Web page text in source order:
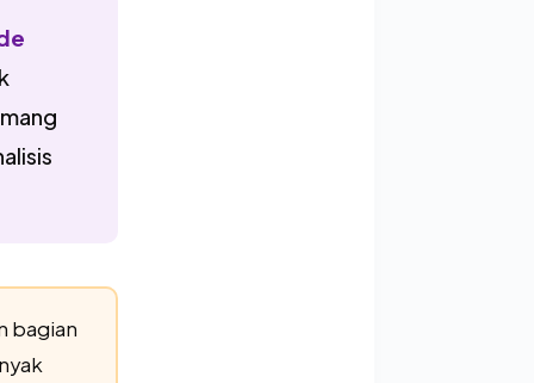
bagian